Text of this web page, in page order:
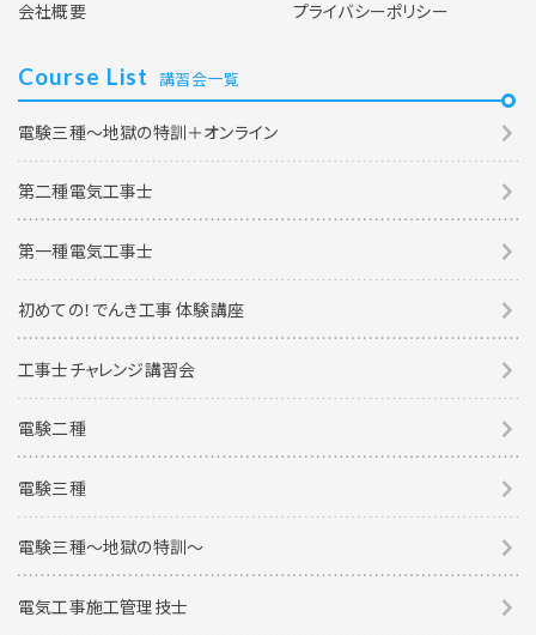
会社概要
プライバシーポリシー
Course List 講習会一覧
電験三種～地獄の特訓＋オンライン
第二種電気工事士
第一種電気工事士
初めての！でんき工事 体験講座
工事士チャレンジ講習会
電験二種
電験三種
電験三種〜地獄の特訓〜
電気工事施工管理技士